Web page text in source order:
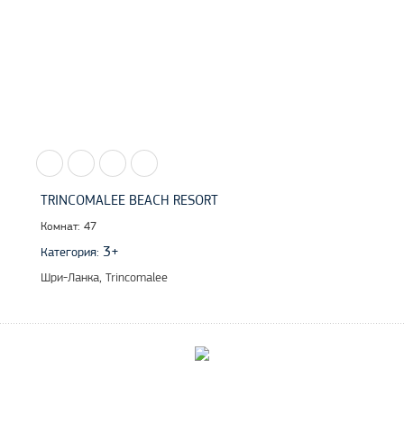
TRINCOMALEE BEACH RESORT
Комнат: 47
Категория: 3+
Шри-Ланка, Trincomalee